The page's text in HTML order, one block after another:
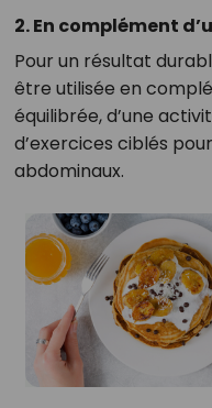
2. En complément
Pour un résultat
être utilisée en
équilibrée, d’une
d’exercices ciblés
abdominaux.